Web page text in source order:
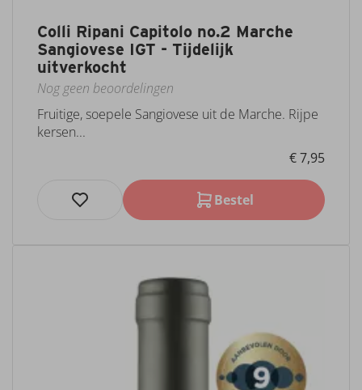
Colli Ripani Capitolo no.2 Marche
Sangiovese IGT - Tijdelijk
uitverkocht
Nog geen beoordelingen
Fruitige, soepele Sangiovese uit de Marche. Rijpe
kersen...
€ 7,95
Bestel